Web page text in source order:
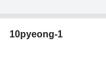
10pyeong-1